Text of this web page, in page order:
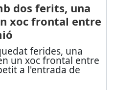
dos ferits, una
xoc frontal entre
ferides, una
un xoc frontal entre
a l'entrada de